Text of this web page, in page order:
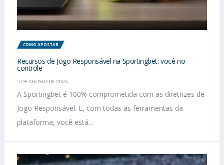
COMO APOSTAR
Recursos de Jogo Responsável na Sportingbet: você no
controle
5 DE AGOSTO DE 2026
A Sportingbet é 100% comprometida com as diretrizes de
Jogo Responsável. E, com todas as ferramentas da
plataforma, você está...